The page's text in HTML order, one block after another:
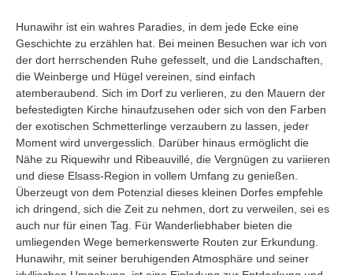
Hunawihr ist ein wahres Paradies, in dem jede Ecke eine
Geschichte zu erzählen hat. Bei meinen Besuchen war ich von
der dort herrschenden Ruhe gefesselt, und die Landschaften,
die Weinberge und Hügel vereinen, sind einfach
atemberaubend. Sich im Dorf zu verlieren, zu den Mauern der
befestedigten Kirche hinaufzusehen oder sich von den Farben
der exotischen Schmetterlinge verzaubern zu lassen, jeder
Moment wird unvergesslich. Darüber hinaus ermöglicht die
Nähe zu Riquewihr und Ribeauvillé, die Vergnügen zu variieren
und diese Elsass-Region in vollem Umfang zu genießen.
Überzeugt von dem Potenzial dieses kleinen Dorfes empfehle
ich dringend, sich die Zeit zu nehmen, dort zu verweilen, sei es
auch nur für einen Tag. Für Wanderliebhaber bieten die
umliegenden Wege bemerkenswerte Routen zur Erkundung.
Hunawihr, mit seiner beruhigenden Atmosphäre und seiner